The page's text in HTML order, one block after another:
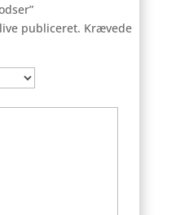
publiceret. Krævede